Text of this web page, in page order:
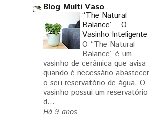
Blog Multi Vaso
“The Natural
Balance” - O
Vasinho Inteligente
O “The Natural
Balance” é um
vasinho de cerâmica que avisa
quando é necessário abastecer
o seu reservatório de água. O
vasinho possui um reservatório
d...
Há 9 anos